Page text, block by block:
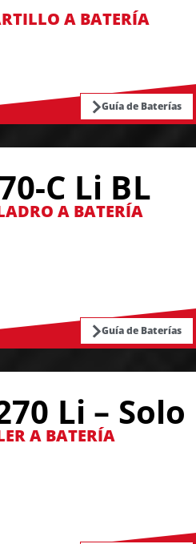
A BATERÍA
Guía de Baterías
C Li BL
A BATERÍA
Guía de Baterías
Li – Solo
A BATERÍA